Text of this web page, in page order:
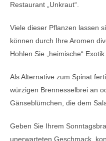
Restaurant „Unkraut“.
Viele dieser Pflanzen lassen
können durch Ihre Aromen
Hohlen Sie „heimische“
Als Alternative zum Spinat
würzigen Brennesselbrei an
Gänseblümchen, die dem
Geben Sie Ihrem
unerwarteten Geschmack,